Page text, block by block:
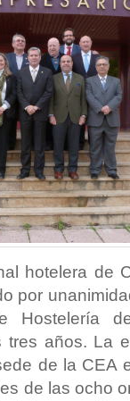
hotelera de
por
Hostelería
tres años. La
de la CEA
de las ocho